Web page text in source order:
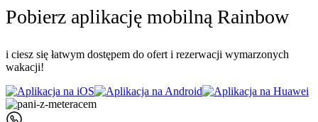
Pobierz aplikację mobilną Rainbow
i ciesz się łatwym dostępem do ofert i rezerwacji wymarzonych
wakacji!